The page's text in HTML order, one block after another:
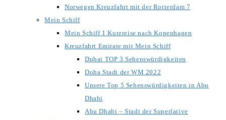
Norwegen Kreuzfahrt mit der Rotterdam 7
Mein Schiff
Mein Schiff 1 Kurzreise nach Kopenhagen
Kreuzfahrt Emirate mit Mein Schiff
Dubai TOP 3 Sehenswürdigkeiten
Doha Stadt der WM 2022
Unsere Top 5 Sehenswürdigkeiten in Abu
Dhabi
Abu Dhabi – Stadt der Superlative